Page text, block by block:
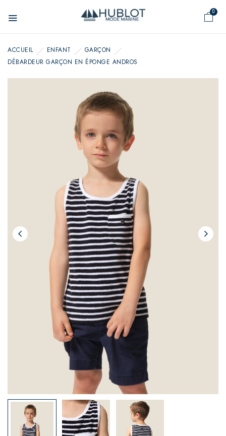
0
ACCUEIL ENFANT
GARÇON
DÉBARDEUR GARÇON EN ÉPONGE ANDROS
Panneau de gestion des cookies